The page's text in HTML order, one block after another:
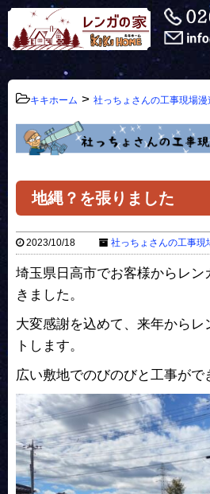
キキホーム > 社っちょさんの工事現場漫
地縄？を張りました
2023/10/18 社っちょさんの工事現
埼玉県日高市でお客様からレ
きました。
大変感謝を込めて、来年からレ
トします。
広い敷地でのびのびと工事がで